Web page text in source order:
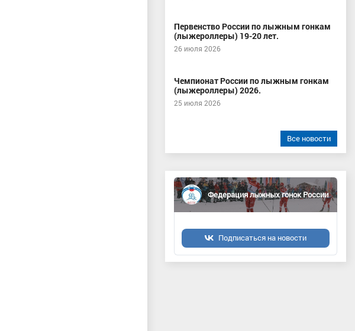
Первенство России по лыжным гонкам
(лыжероллеры) 19-20 лет.
26 июля 2026
Чемпионат России по лыжным гонкам
(лыжероллеры) 2026.
25 июля 2026
Все новости
Федерация лыжных гонок России
Подписаться на новости